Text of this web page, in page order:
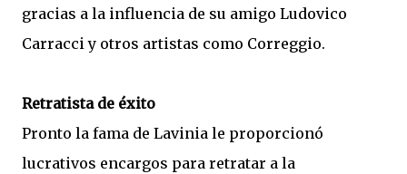
gracias a la influencia de su amigo Ludovico
Carracci y otros artistas como Correggio.
Retratista de éxito
Pronto la fama de Lavinia le proporcionó
lucrativos encargos para retratar a la